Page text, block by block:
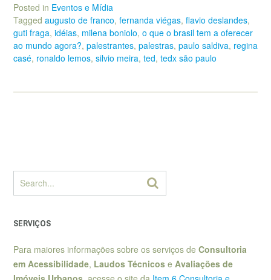
Posted in Eventos e Mídia
Tagged augusto de franco, fernanda viégas, flavio deslandes,
guti fraga, idéias, milena boniolo, o que o brasil tem a oferecer
ao mundo agora?, palestrantes, palestras, paulo saldiva, regina
casé, ronaldo lemos, silvio meira, ted, tedx são paulo
SERVIÇOS
Para maiores informações sobre os serviços de Consultoria
em Acessibilidade, Laudos Técnicos e Avaliações de